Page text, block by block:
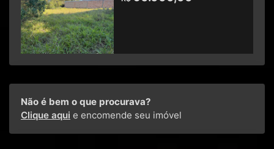
Não é bem o que procurava?
Clique aqui e encomende seu imóvel